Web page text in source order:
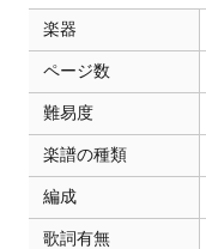
楽器
ページ数
難易度
楽譜の種類
編成
歌詞有無